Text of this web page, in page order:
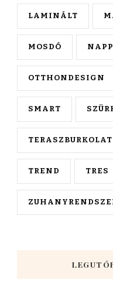
LAMINÁLT
MOSDÓ
OTTHONDESIGN
SMART
TERASZBURKOLAT
TREND TRES